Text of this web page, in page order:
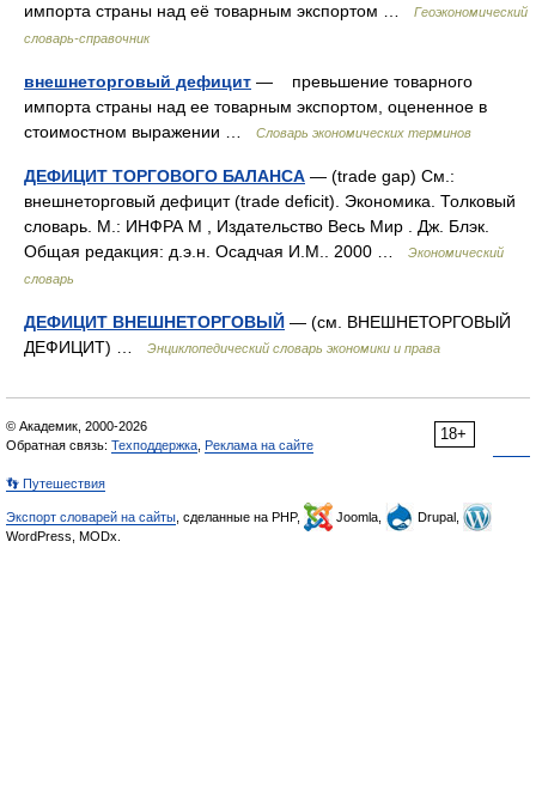
импорта страны над её товарным экспортом …
Геоэкономический
словарь-справочник
внешнеторговый дефицит — превьшение товарного
импорта страны над ее товарным экспортом, оцененное в
стоимостном выражении …
Словарь экономических терминов
ДЕФИЦИТ ТОРГОВОГО БАЛАНСА — (trade gap) См.:
внешнеторговый дефицит (trade deficit). Экономика. Толковый
словарь. М.: ИНФРА М , Издательство Весь Мир . Дж. Блэк.
Общая редакция: д.э.н. Осадчая И.М.. 2000 …
Экономический
словарь
ДЕФИЦИТ ВНЕШНЕТОРГОВЫЙ — (см. ВНЕШНЕТОРГОВЫЙ
ДЕФИЦИТ) …
Энциклопедический словарь экономики и права
18+
© Академик, 2000-2026
Обратная связь: Техподдержка Реклама на сайте
👣 Путешествия
Экспорт словарей на сайты , сделанные на PHP, Joomla,
Drupal,
WordPress, MODx.